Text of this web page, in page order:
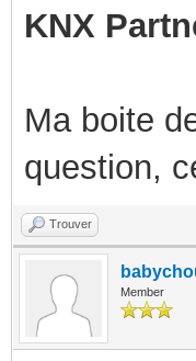
KNX
Ma boite
question,
Trouver
Member